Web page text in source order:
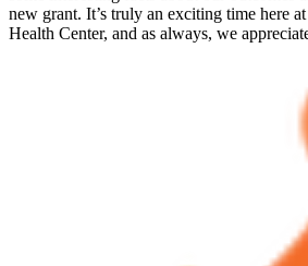
new grant. It’s truly an exciting time here
Health Center, and as always, we